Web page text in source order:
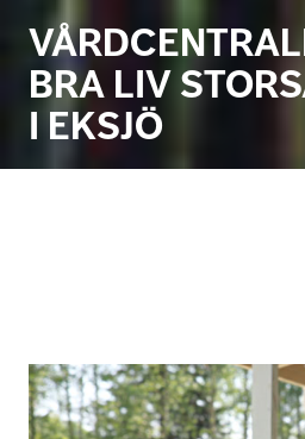
BRA LIV
I EKSJÖ